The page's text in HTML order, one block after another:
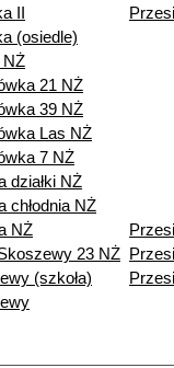
II
(osiedle)
NŻ
21 NŻ
39 NŻ
Las NŻ
7 NŻ
działki NŻ
chłodnia NŻ
NŻ
23 NŻ
(szkoła)